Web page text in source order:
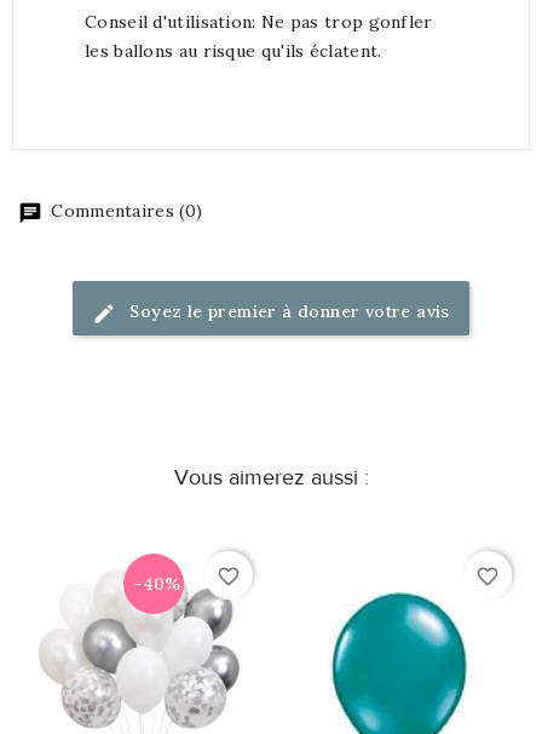
Conseil d'utilisation: Ne pas trop gonfler
les ballons au risque qu'ils éclatent.
Commentaires (0)
Soyez le premier à donner votre avis
Vous aimerez aussi :
-40% favorite_border favorite_border